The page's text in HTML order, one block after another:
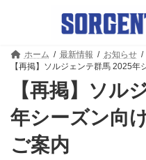
ホーム 最新情報
お知らせ
【再掲】ソルジェンテ群馬 2025
【再掲】ソル
年シーズン向
ご案内